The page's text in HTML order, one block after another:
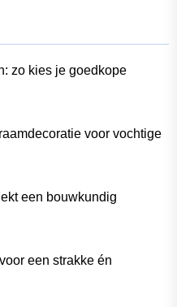
zo kies je goedkope
voor vochtige
een bouwkundig
een strakke én